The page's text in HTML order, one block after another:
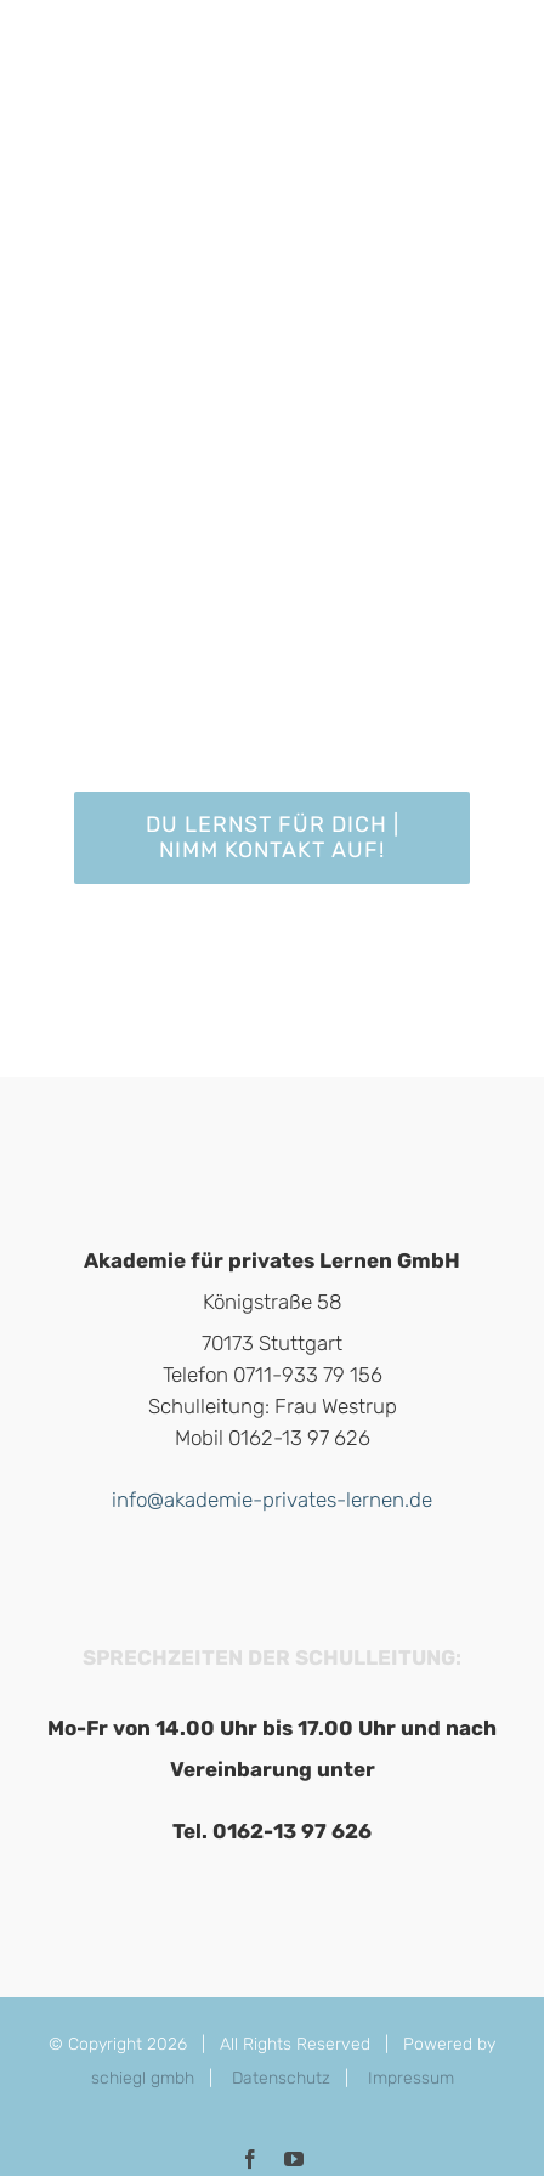
DU LERNST FÜR DICH |
NIMM KONTAKT AUF!
Akademie für privates Lernen GmbH
Königstraße 58
70173 Stuttgart
Telefon 0711-933 79 156
Schulleitung: Frau Westrup
Mobil 0162-13 97 626
info@akademie-privates-lernen.de
SPRECHZEITEN DER SCHULLEITUNG:
Mo-Fr von 14.00 Uhr bis 17.00 Uhr und nach
Vereinbarung unter
Tel. 0162-13 97 626
© Copyright 2026 | All Rights Reserved | Powered by
schiegl gmbh
Datenschutz Impressum
FacebookYouTube